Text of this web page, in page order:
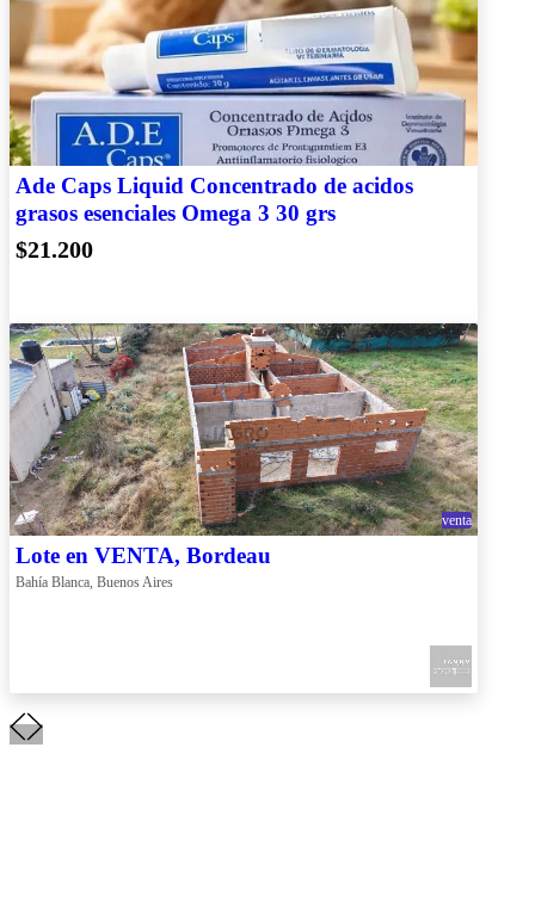
Ade Caps Liquid Concentrado de acidos
grasos esenciales Omega 3 30 grs
$21.200
venta
Lote en VENTA, Bordeau
Bahía Blanca, Buenos Aires